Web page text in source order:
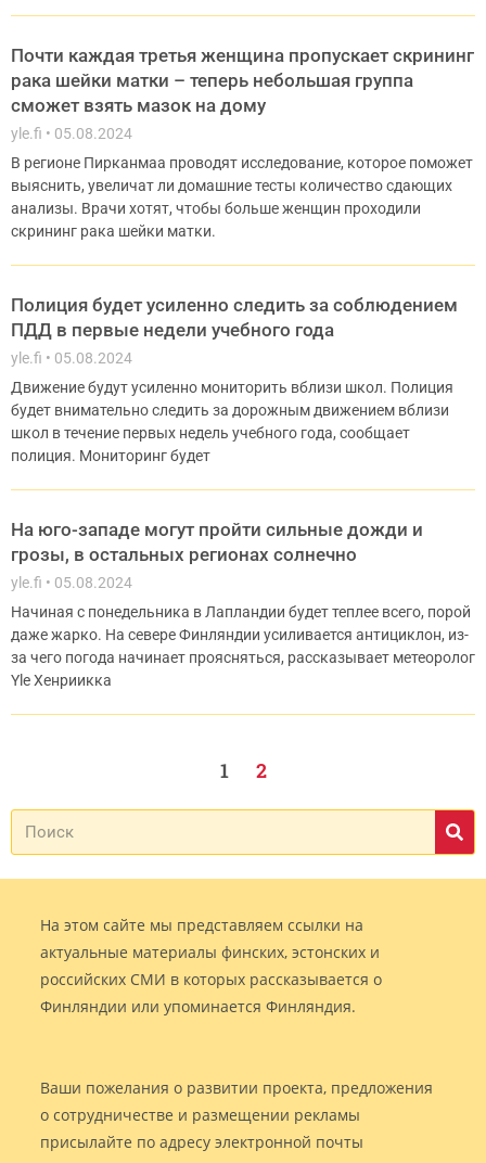
Почти каждая третья женщина пропускает скрининг
рака шейки матки – теперь небольшая группа
сможет взять мазок на дому
yle.fi
05.08.2024
В регионе Пирканмаа проводят исследование, которое поможет
выяснить, увеличат ли домашние тесты количество сдающих
анализы. Врачи хотят, чтобы больше женщин проходили
скрининг рака шейки матки.
Полиция будет усиленно следить за соблюдением
ПДД в первые недели учебного года
yle.fi
05.08.2024
Движение будут усиленно мониторить вблизи школ. Полиция
будет внимательно следить за дорожным движением вблизи
школ в течение первых недель учебного года, сообщает
полиция. Мониторинг будет
На юго-западе могут пройти сильные дожди и
грозы, в остальных регионах солнечно
yle.fi
05.08.2024
Начиная с понедельника в Лапландии будет теплее всего, порой
даже жарко. На севере Финляндии усиливается антициклон, из-
за чего погода начинает проясняться, рассказывает метеоролог
Yle Хенриикка
1 2
На этом сайте мы представляем ссылки на
актуальные материалы финских, эстонских и
российских СМИ в которых рассказывается о
Финляндии или упоминается Финляндия.
Ваши пожелания о развитии проекта, предложения
о сотрудничестве и размещении рекламы
присылайте по адресу электронной почты